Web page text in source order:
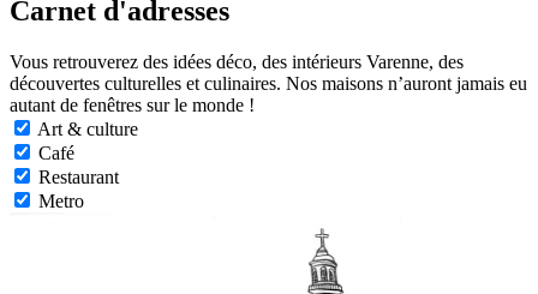
Carnet d'adresses
Vous retrouverez des idées déco, des intérieurs Varenne, des
découvertes culturelles et culinaires. Nos maisons n’auront jamais eu
autant de fenêtres sur le monde !
Art & culture
Café
Restaurant
Metro